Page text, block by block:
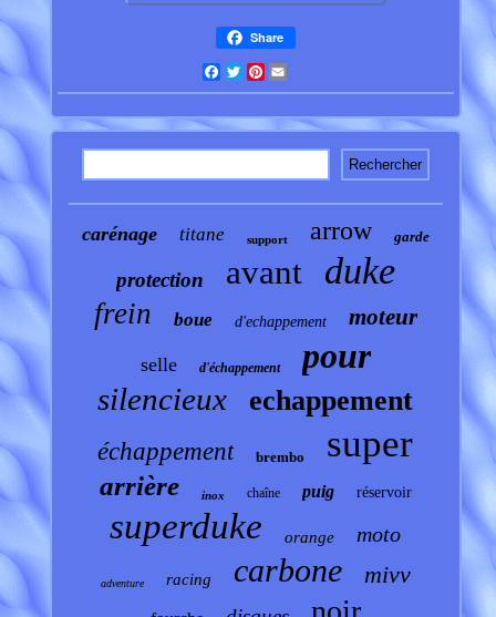
Share
Facebook
TwitterPinterest
carénage titane support arrow garde
protection avant duke
frein boue d'echappement moteur
selle d'échappement pour
silencieux echappement
échappement brembo super
arrière inox chaîne puig réservoir
superduke orange moto
adventure racing carbone mivv